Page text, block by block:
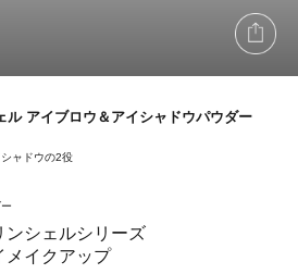
ル アイブロウ＆アイシャドウパウダー
ャドウの2役
ンシェルシリーズ
メイクアップ